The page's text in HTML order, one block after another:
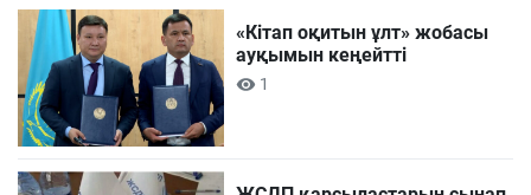
«Кітап оқитын ұлт» жобасы
ауқымын кеңейтті
1